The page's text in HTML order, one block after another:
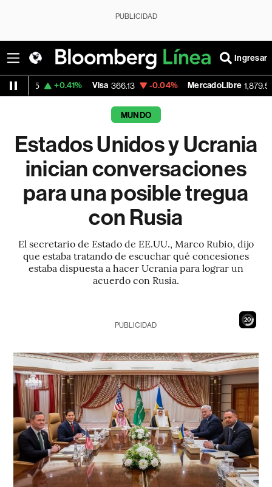
PUBLICIDAD
Ingresar
Visa 366.13 -0.04% MercadoLibre 1,879.59 -0.25%
MUNDO
Estados Unidos y Ucrania
inician conversaciones
para una posible tregua
con Rusia
El secretario de Estado de EE.UU., Marco Rubio, dijo
que estaba tratando de escuchar qué concesiones
estaba dispuesta a hacer Ucrania para lograr un
acuerdo con Rusia.
18
PUBLICIDAD